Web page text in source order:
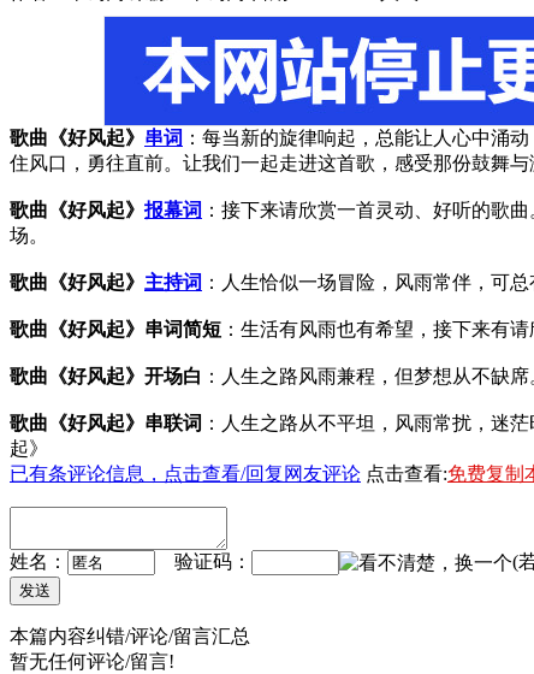
歌曲《好风起》 串词 ：每当新的旋律响起，总能让人心中涌
住风口，勇往直前。让我们一起走进这首歌，感受那份鼓舞
歌曲《好风起》 报幕词 ：接下来请欣赏一首灵动、好听的歌
场。
歌曲《好风起》 主持词 ：人生恰似一场冒险，风雨常伴，可
歌曲《好风起》串词简短 ：生活有风雨也有希望，接下来有
歌曲《好风起》开场白 ：人生之路风雨兼程，但梦想从不缺
歌曲《好风起》串联词 ：人生之路从不平坦，风雨常扰，迷
起》
已有条评论信息，点击查看/回复网友评论 点击查看:免费复制
姓名： 验证码： (
本篇内容纠错/评论/留言汇总
暂无任何评论/留言!